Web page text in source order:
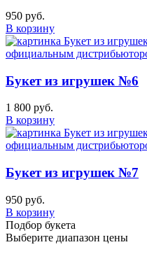
950 руб.
В корзину
Букет из игрушек №6
1 800 руб.
В корзину
Букет из игрушек №7
950 руб.
В корзину
Подбор букета
Выберите диапазон цены